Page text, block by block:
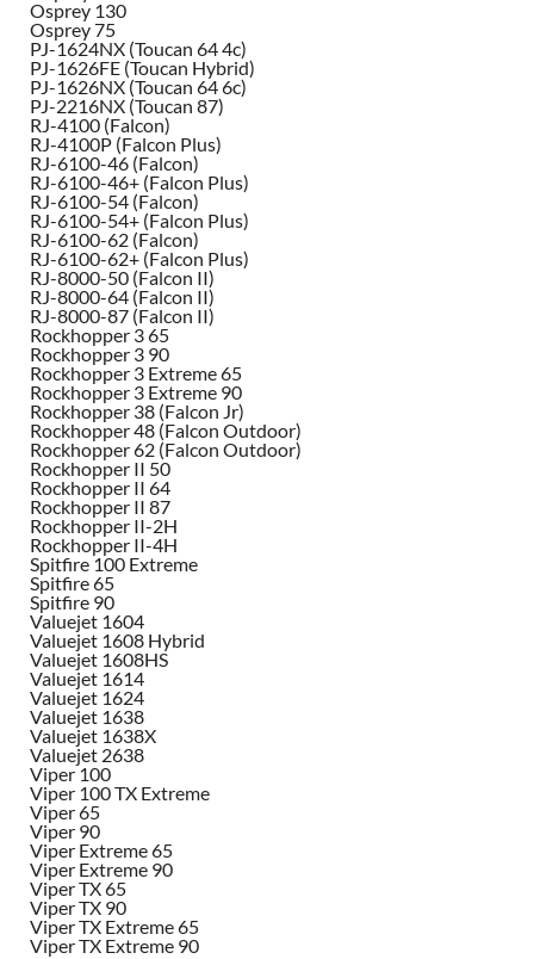
Osprey 130
Osprey 75
PJ-1624NX (Toucan 64 4c)
PJ-1626FE (Toucan Hybrid)
PJ-1626NX (Toucan 64 6c)
PJ-2216NX (Toucan 87)
RJ-4100 (Falcon)
RJ-4100P (Falcon Plus)
RJ-6100-46 (Falcon)
RJ-6100-46+ (Falcon Plus)
RJ-6100-54 (Falcon)
RJ-6100-54+ (Falcon Plus)
RJ-6100-62 (Falcon)
RJ-6100-62+ (Falcon Plus)
RJ-8000-50 (Falcon II)
RJ-8000-64 (Falcon II)
RJ-8000-87 (Falcon II)
Rockhopper 3 65
Rockhopper 3 90
Rockhopper 3 Extreme 65
Rockhopper 3 Extreme 90
Rockhopper 38 (Falcon Jr)
Rockhopper 48 (Falcon Outdoor)
Rockhopper 62 (Falcon Outdoor)
Rockhopper II 50
Rockhopper II 64
Rockhopper II 87
Rockhopper II-2H
Rockhopper II-4H
Spitfire 100 Extreme
Spitfire 65
Spitfire 90
Valuejet 1604
Valuejet 1608 Hybrid
Valuejet 1608HS
Valuejet 1614
Valuejet 1624
Valuejet 1638
Valuejet 1638X
Valuejet 2638
Viper 100
Viper 100 TX Extreme
Viper 65
Viper 90
Viper Extreme 65
Viper Extreme 90
Viper TX 65
Viper TX 90
Viper TX Extreme 65
Viper TX Extreme 90